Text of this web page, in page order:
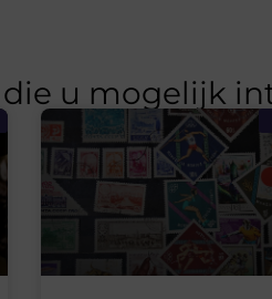
die u mogelijk